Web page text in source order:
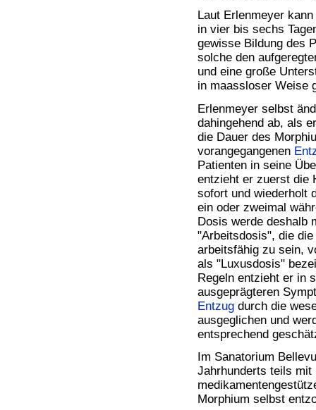
Laut Erlenmeyer
in vier bis sechs
gewisse Bildung des
solche den
und eine große
in maassloser Weise
Erlenmeyer selbst
dahingehend ab, als
die Dauer des
vorangegangenen
Patienten in seine
entzieht er zuerst die
sofort und wiederholt
ein oder zweimal
Dosis werde deshalb
"Arbeitsdosis", die
arbeitsfähig zu sein,
als "Luxusdosis"
Regeln entzieht er in
ausgeprägteren
Entzug durch die
ausgeglichen und
entsprechend
Im Sanatorium
Jahrhunderts teils mit
Morphium selbst